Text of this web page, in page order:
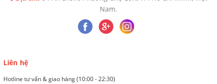
Nam.
Liên hệ
Hotline tư vấn & giao hàng (10:00 - 22:30)